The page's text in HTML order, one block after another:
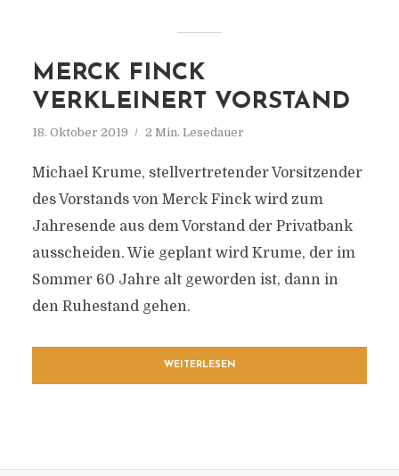
MERCK FINCK
VERKLEINERT VORSTAND
18. Oktober 2019 2 Min. Lesedauer
Michael Krume, stellvertretender Vorsitzender
des Vorstands von Merck Finck wird zum
Jahresende aus dem Vorstand der Privatbank
ausscheiden. Wie geplant wird Krume, der im
Sommer 60 Jahre alt geworden ist, dann in
den Ruhestand gehen.
WEITERLESEN